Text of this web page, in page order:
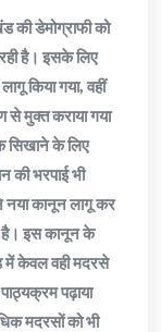
की डेमोग्राफी को
है। इसके लिए
किया गया, वहीं
मुक्त कराया गया
सिखाने के लिए
की भरपाई भी
नया कानून लागू कर
है। इस कानून के
में केवल वही मदरसे
पाठ्यक्रम पढ़ाया
मदरसों को भी